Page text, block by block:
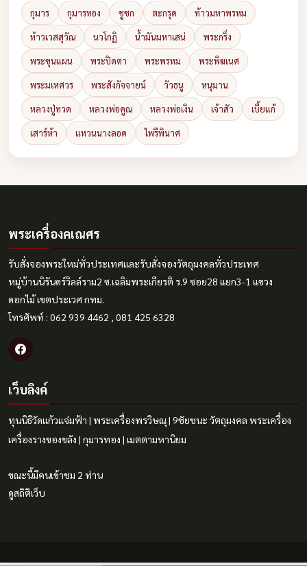
กุมาร กุมารทอง ชูชก ตะกรุด ท้าวมหาพรหม
ท้าวเวสสุวัณ นวโกฏิ น้ำมันมหาเสน่ พระกริ่ง
พระขุนแผน พระปิดตา พระพรหม พระพิฆเนศ
พระมเหศวร พระสังกัจจายน์ วัวธนู หนุมาน
หลวงปู่ทวด หลวงพ่อคูณ หลวงพ่อเงิน เจ้าสัว เบี้ยแก้
เสาร์ห้า แหวนนางลอด ไพรีพินาศ
พระเครื่องคเณศร
รับสั่งจองพระใหม่ทั่วประเทศและรับสั่งจองวัตถุมงคลทั่วประเทศ
หมู่บ้านนิรันดร์วิลล์ราม2 ซ.เฉลิมพระเกียรติ ร.9 ซอย28 แยก3-1 แขวง
ดอกไม้ เขตประเวศ กทม.
โทรศัพท์ : 062 939 4462 , 081 425 6328
เว็บลิงค์
ทุนนิธิวัดแก้วแจ่มฟ้า | พระเครื่องพรวิษณุ| 9ชัยชนะ วัตถุมงคล พระเครื่อง
เครื่องรางของขลัง | กุมารทอง | เมตตามหานิยม
ขณะนี้มีคนเข้าชม 2 ท่าน
ดูสถิติเว็บ